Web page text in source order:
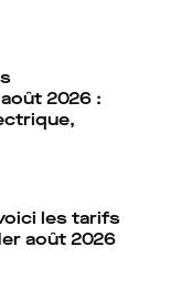
2026 :
les tarifs
août 2026